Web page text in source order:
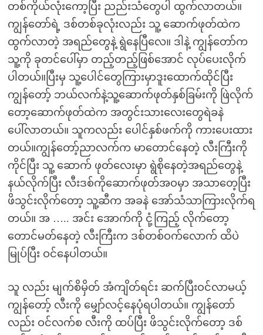
တစ်ကိုယ်လုံးကော့ပြီး ညည်းသံတွေပါ ထွက်လာတယ်။
ကျွန်တော်ရဲ့ ဒစ်တစ်ခုလုံးလည်း သူ့ ဆောက်ဖုတ်ထဲက
ထွက်လာတဲ့ အရည်တွေနဲ့ ရွဲနေပြီလေ။ ဒါနဲ့ ကျွန်တော်က
သူ့ကို ခုတင်ပေါ်မှာ တည့်တည့်ဖြစ်အောင် လုပ်ပေးလိုက်
ပါတယ်။ပြီးမှ သူ့ပေါင်တွေကြားမှာဒူးထောက်ထိုင်ပြီး
ကျွန်တော့် ဘယ်လက်နဲ့သူ့ဆောက်ဖုတ်နှစ်ခြမ်းကို ဖြဲလိုက်
တော့ဆောက်ဖုတ်ထဲက အတွင်းသားလေးတွေရဲခနဲ
ပေါ်လာတယ်။ သူကလည်း ပေါင်နှစ်ဖက်ကို ကားပေးထား
တယ်။ကျွန်တော့်ညာလက်က မာတောင်နေတဲ့ လီးကြီးကို
ကိုင်ပြီး သူ့ ဆောက် ဖုတ်လေးမှာ ရွဲစိုနေတဲ့အရည်တွေနဲ့
နယ်လိုက်ပြီး လီးဒစ်ကိုဆောက်ဖုတ်အဝမှာ အသာတေ့ပြီး
ဖိသွင်းလိုက်တော့ သူ့ဆီက အခနဲ အော်သံသာကြားလိုက်ရ
တယ်။ အ ….. အင်း အောက်ကို ငုံ့ကြည့် လိုက်တော့
တောင်မတ်နေတဲ့ လီးကြီးက ဒစ်တစ်ဝက်လောက် ထိပဲ
မြုပ်ပြီး ဝင်နေပါတယ်။
သူ လည်း မျက်စိမှိတ် အံကျိတ်ရင်း ဆက်ပြီးဝင်လာမယ့်
ကျွန်တော့် လီးကို မျှော်လင့်နေပုံရပါတယ်။ ကျွန်တော်
လည်း ဝင်လက်စ လီးကို ထပ်ပြီး ဖိသွင်းလိုက်တော့ ဒစ်